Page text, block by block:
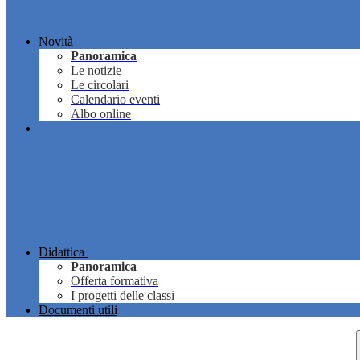
Novità
Panoramica
Le notizie
Le circolari
Calendario eventi
Albo online
Didattica
Panoramica
Offerta formativa
I progetti delle classi
Documenti utili